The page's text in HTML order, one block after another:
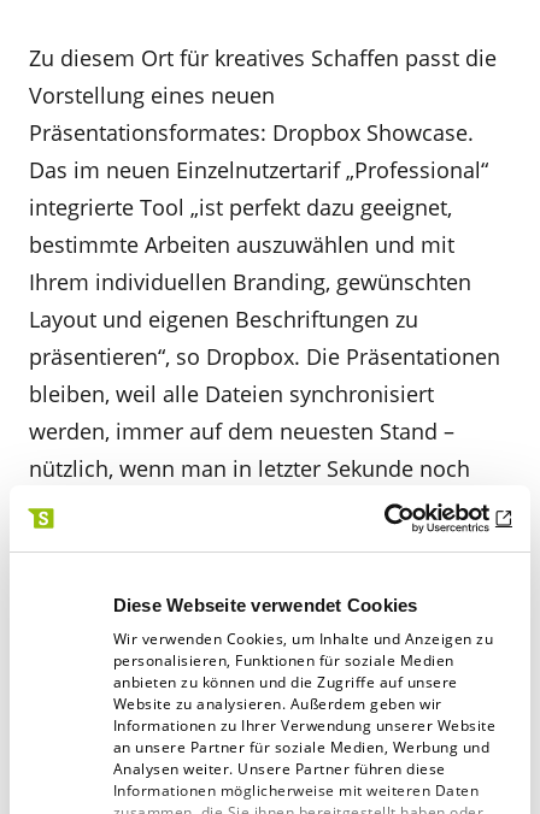
Diese Webseite verwendet Cookies
Wir verwenden Cookies, um Inhalte und Anzeigen zu
personalisieren, Funktionen für soziale Medien
anbieten zu können und die Zugriffe auf unsere
Website zu analysieren. Außerdem geben wir
Informationen zu Ihrer Verwendung unserer Website
an unsere Partner für soziale Medien, Werbung und
Analysen weiter. Unsere Partner führen diese
Informationen möglicherweise mit weiteren Daten
Zu diesem Ort für kreatives Schaffen passt die
Vorstellung eines neuen
Präsentationsformates: Dropbox Showcase.
Das im neuen Einzelnutzertarif „Professional“
integrierte Tool „ist perfekt dazu geeignet,
bestimmte Arbeiten auszuwählen und mit
Ihrem individuellen Branding, gewünschten
Layout und eigenen Beschriftungen zu
präsentieren“, so Dropbox. Die Präsentationen
bleiben, weil alle Dateien synchronisiert
werden, immer auf dem neuesten Stand –
nützlich, wenn man in letzter Sekunde noch
schnell ein Bild austauschen muss, aber die
Präsentation schon mit dem Kunden oder den
blogs.dropbox
Nicht nur für Designfans interessant: Auf einer
eigenen Seite stellen Creative Director Aaron
Robbs und Head of Design Nicholas Jitkoff
(ehemaliger Lead Designer von Googles